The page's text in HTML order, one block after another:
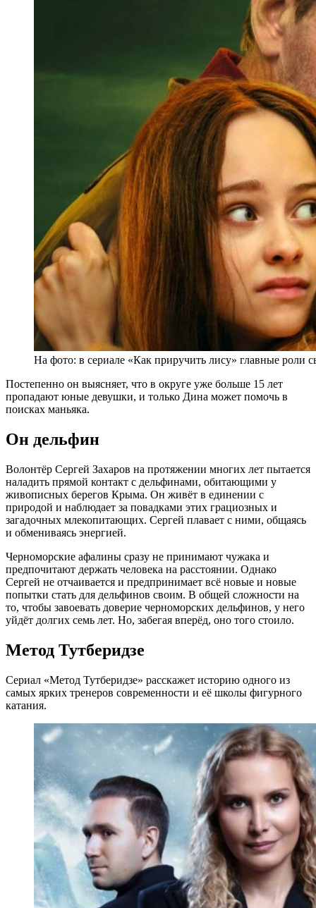
На фото: в сериале «Как приручить лису» главные
Постепенно он выясняет, что в округе уже больше 15 лет
пропадают юные девушки, и только Дина может помочь в
поисках маньяка.
Он дельфин
Волонтёр Сергей Захаров на протяжении многих лет пытается
наладить прямой контакт с дельфинами, обитающими у
живописных берегов Крыма. Он живёт в единении с
природой и наблюдает за повадками этих грациозных и
загадочных млекопитающих. Сергей плавает с ними, общаясь
и обмениваясь энергией.
Черноморские афалины сразу не принимают чужака и
предпочитают держать человека на расстоянии. Однако
Сергей не отчаивается и предпринимает всё новые и новые
попытки стать для дельфинов своим. В общей сложности на
то, чтобы завоевать доверие черноморских дельфинов, у него
уйдёт долгих семь лет. Но, забегая вперёд, оно того стоило.
Метод Тутберидзе
Сериал «Метод Тутберидзе» расскажет историю одного из
самых ярких тренеров современности и её школы фигурного
катания.